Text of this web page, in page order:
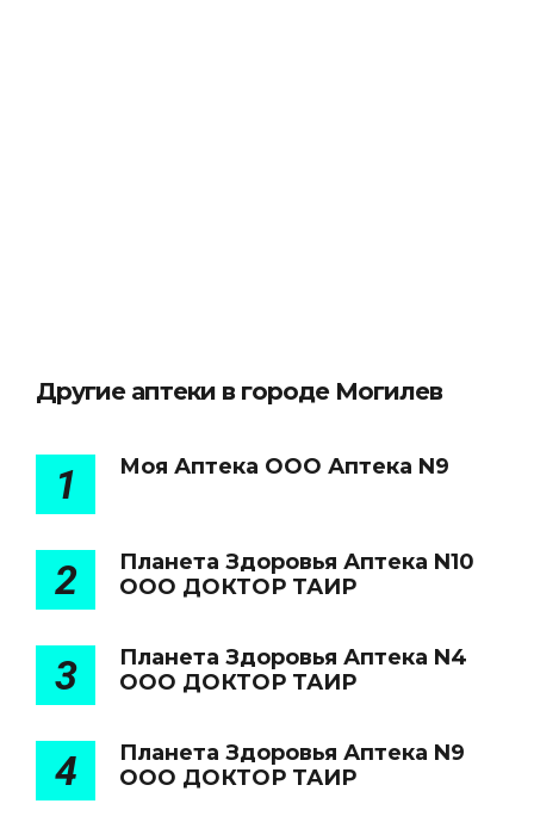
Другие аптеки в городе Могилев
1 Моя Аптека ООО Аптека N9
2
Планета Здоровья Аптека N10
ООО ДОКТОР ТАИР
3
Планета Здоровья Аптека N4
ООО ДОКТОР ТАИР
4
Планета Здоровья Аптека N9
ООО ДОКТОР ТАИР